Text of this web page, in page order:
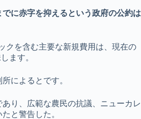
に赤字を抑えるという政府の公約は
クを含む主要な新規費用は、現在の
ます。
によるとです。
り、広範な農民の抗議、ニューカレ
と警告した。